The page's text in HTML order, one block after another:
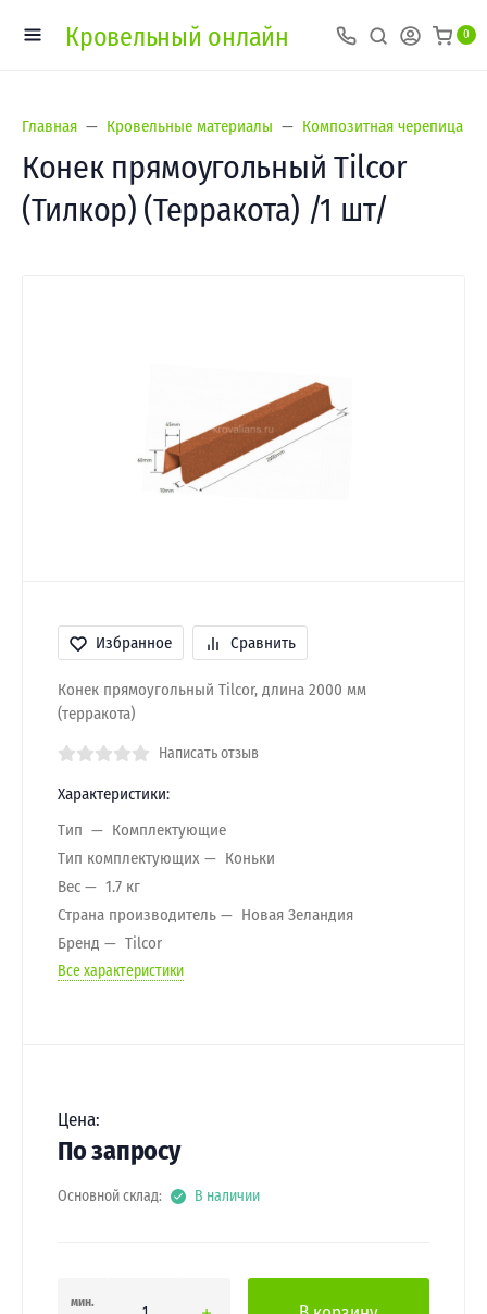
Кровельный онлайн 0
Главная Кровельные материалы Композитная черепица
Конек прямоугольный Tilcor
(Тилкор) (Терракота) /1 шт/
Избранное Сравнить
Конек прямоугольный Tilcor, длина 2000 мм
(терракота)
Написать отзыв
Характеристики:
Тип
Комплектующие
Тип комплектующих
Коньки
Вес
1.7 кг
Страна производитель
Новая Зеландия
Бренд
Tilcor
Все характеристики
Цена:
По запросу
Основной склад: В наличии
мин.